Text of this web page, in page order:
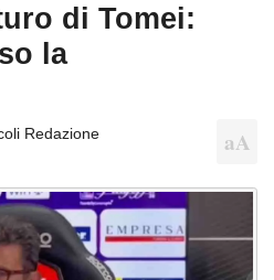
di Tomei:
la
Redazione